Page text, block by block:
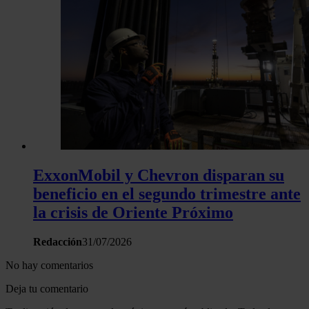
ExxonMobil y Chevron disparan su
beneficio en el segundo trimestre ante
la crisis de Oriente Próximo
Redacción31/07/2026
No hay comentarios
Deja tu comentario